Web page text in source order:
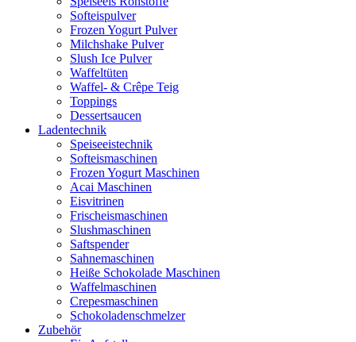
Softeispulver
Frozen Yogurt Pulver
Milchshake Pulver
Slush Ice Pulver
Waffeltüten
Waffel- & Crêpe Teig
Toppings
Dessertsaucen
Ladentechnik
Speiseeistechnik
Softeismaschinen
Frozen Yogurt Maschinen
Acai Maschinen
Eisvitrinen
Frischeismaschinen
Slushmaschinen
Saftspender
Sahnemaschinen
Heiße Schokolade Maschinen
Waffelmaschinen
Crepesmaschinen
Schokoladenschmelzer
Zubehör